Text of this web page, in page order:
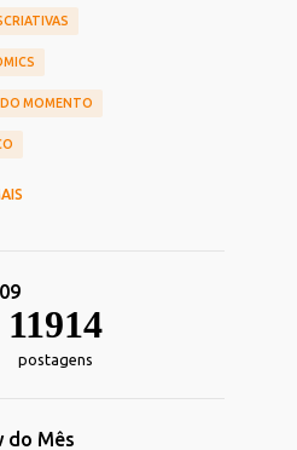
MOMENTO
IMPRESSOS
11914
postagens
do Mês